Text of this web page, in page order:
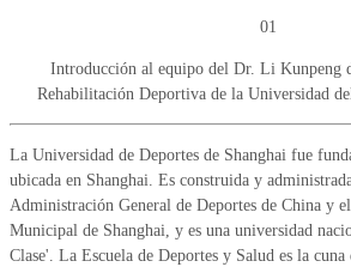
01
Introducción al equipo del Dr. Li Kunpeng
Rehabilitación Deportiva de la Universidad
La Universidad de Deportes de Shanghai fue
ubicada en Shanghai. Es construida y
Administración General de Deportes de China y
Municipal de Shanghai, y es una universidad
Clase'. La Escuela de Deportes y Salud es la